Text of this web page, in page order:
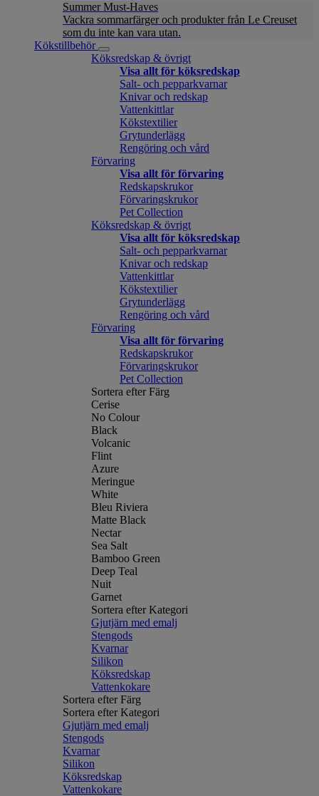
Summer Must-Haves
Vackra sommarfärger och produkter från Le Creuset
som du inte kan vara utan.
Kökstillbehör
Köksredskap & övrigt
Visa allt för köksredskap
Salt- och pepparkvarnar
Knivar och redskap
Vattenkittlar
Kökstextilier
Grytunderlägg
Rengöring och vård
Förvaring
Visa allt för förvaring
Redskapskrukor
Förvaringskrukor
Pet Collection
Köksredskap & övrigt
Visa allt för köksredskap
Salt- och pepparkvarnar
Knivar och redskap
Vattenkittlar
Kökstextilier
Grytunderlägg
Rengöring och vård
Förvaring
Visa allt för förvaring
Redskapskrukor
Förvaringskrukor
Pet Collection
Sortera efter Färg
Cerise
No Colour
Black
Volcanic
Flint
Azure
Meringue
White
Bleu Riviera
Matte Black
Nectar
Sea Salt
Bamboo Green
Deep Teal
Nuit
Garnet
Sortera efter Kategori
Gjutjärn med emalj
Stengods
Kvarnar
Silikon
Köksredskap
Vattenkokare
Sortera efter Färg
Sortera efter Kategori
Gjutjärn med emalj
Stengods
Kvarnar
Silikon
Köksredskap
Vattenkokare